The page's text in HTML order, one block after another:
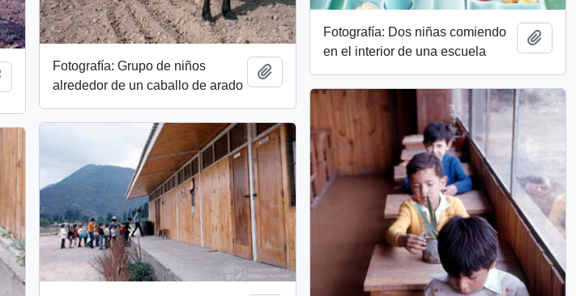
Fotografía: Dos niñas comiendo
en el interior de una escuela
Add
Add to clipboard
Fotografía: Grupo de niños
alrededor de un caballo de arado
Add to clipboard